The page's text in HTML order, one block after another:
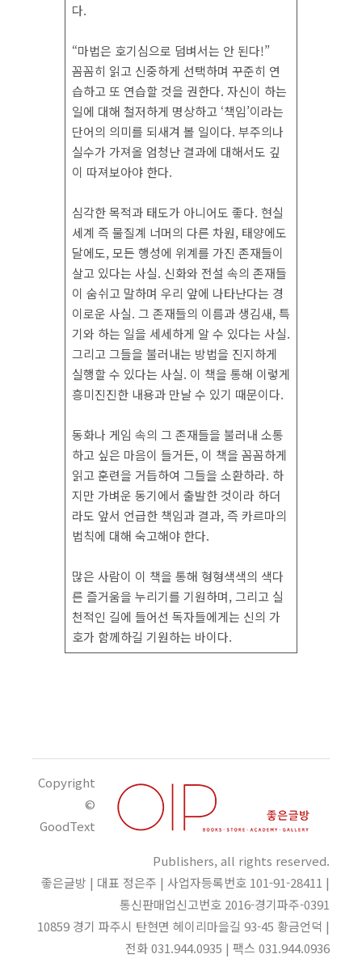
다.
“마법은 호기심으로 덤벼서는 안 된다!”
꼼꼼히 읽고 신중하게 선택하며 꾸준히 연
습하고 또 연습할 것을 권한다. 자신이 하는
일에 대해 철저하게 명상하고 ‘책임’이라는
단어의 의미를 되새겨 볼 일이다. 부주의나
실수가 가져올 엄청난 결과에 대해서도 깊
이 따져보아야 한다.
심각한 목적과 태도가 아니어도 좋다. 현실
세계 즉 물질계 너머의 다른 차원, 태양에도
달에도, 모든 행성에 위계를 가진 존재들이
살고 있다는 사실. 신화와 전설 속의 존재들
이 숨쉬고 말하며 우리 앞에 나타난다는 경
이로운 사실. 그 존재들의 이름과 생김새, 특
기와 하는 일을 세세하게 알 수 있다는 사실.
그리고 그들을 불러내는 방법을 진지하게
실행할 수 있다는 사실. 이 책을 통해 이렇게
흥미진진한 내용과 만날 수 있기 때문이다.
동화나 게임 속의 그 존재들을 불러내 소통
하고 싶은 마음이 들거든, 이 책을 꼼꼼하게
읽고 훈련을 거듭하여 그들을 소환하라. 하
지만 가벼운 동기에서 출발한 것이라 하더
라도 앞서 언급한 책임과 결과, 즉 카르마의
법칙에 대해 숙고해야 한다.
많은 사람이 이 책을 통해 형형색색의 색다
른 즐거움을 누리기를 기원하며, 그리고 실
천적인 길에 들어선 독자들에게는 신의 가
호가 함께하길 기원하는 바이다.
Copyright
©
GoodText
Publishers, all rights reserved.
좋은글방 | 대표 정은주 | 사업자등록번호 101-91-28411 |
통신판매업신고번호 2016-경기파주-0391
10859 경기 파주시 탄현면 헤이리마을길 93-45 황금언덕 |
전화 031.944.0935 | 팩스 031.944.0936